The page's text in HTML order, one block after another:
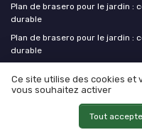
Plan de brasero pour le jardin :
durable
Plan de brasero pour le jardin :
durable
jardinier amateur
semaines à l'automne
Ce site utilise des cookies et
vous souhaitez activer
Tout